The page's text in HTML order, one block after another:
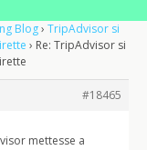
Blog› TripAdvisor si
› Re: TripAdvisor si
#18465
mettesse a